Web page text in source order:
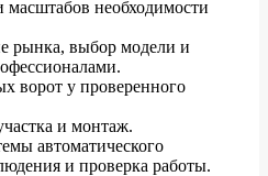
масштабов необходимости
рынка, выбор модели и
ворот у проверенного
и монтаж.
автоматического
и проверка работы.